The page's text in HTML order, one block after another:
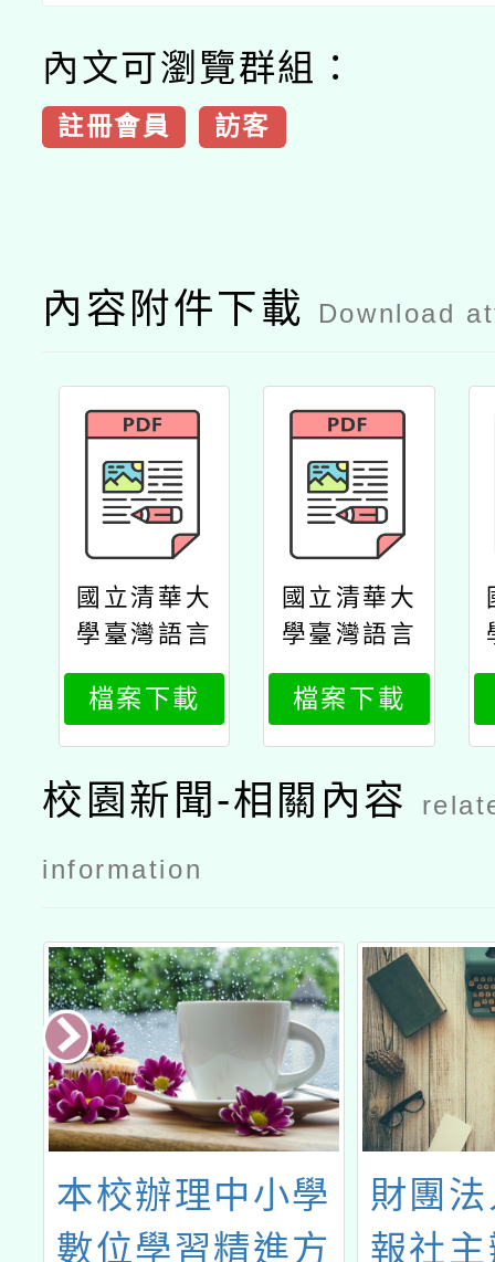
內文可瀏覽群組：
註冊會員 訪客
內容附件下載 Download
國立清華大
學臺灣語言
研究與教學
研究所辦理
「本土語教
學實習輔導
員增能研習
工作坊」
檔案下載
國立清華大
學臺灣語言
研究與教學
研究所辦理
「本土語教
學實習輔導
員增能研習
檔案下載
校園新聞-相關內容
information
本校辦理中小學
數位學習精進方
財團
報社